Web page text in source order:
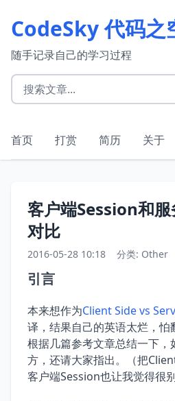
CodeSky 代码之
随手记录自己的学习过程
首页 打赏 简历 关于
客户端Session和
对比
2016-05-28 10:18 分类: Other
引言
本来想作为Client Side vs
译，结果自己的英语太烂，
根据几篇参考文章总结一下，
方，还请大家指出。（把
客户端Session也让我觉得很别